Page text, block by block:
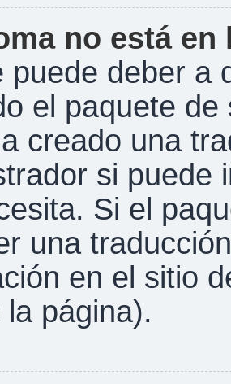
no está
puede deber a
el paquete
creado una
si puede
Si el
una
en el sitio
página).